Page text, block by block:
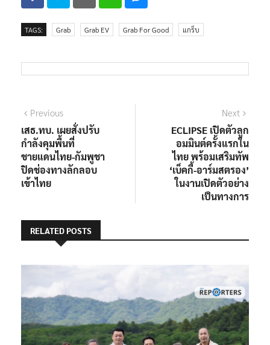
TAGS: Grab Grab EV Grab For Good แกร็บ
แนะแนว
เรื่อง
PreviousPrevious
post:
เสธ.ทบ. เผยสั่งปรับ
กำลังคุมพื้นที่
ชายแดนไทย-กัมพูชา
ปิดช่องทางลักลอบ
เข้าไทย
Next
ECLIPSE เปิดตัวลูก
อมมินต์ครั้งแรกใน
ไทย พร้อมเสริมทัพ
‘เบ็คกี้-อาร์มสตรอง’
ในงานเปิดตัวอย่าง
เป็นทางการ
RELATED POSTS